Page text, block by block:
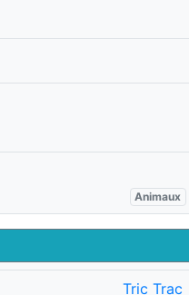
Animaux
Tric Trac